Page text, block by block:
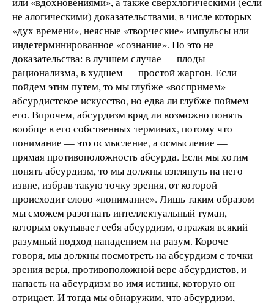
не алогическими) доказательствами, в числе которых
«дух времени», неясные «творческие» импульсы или
индетерминированное «сознание». Но это не
доказательства: в лучшем случае — плоды
рационализма, в худшем — простой жаргон. Если
пойдем этим путем, то мы глубже «воспримем»
абсурдистское искусство, но едва ли глубже поймем
его. Впрочем, абсурдизм вряд ли возможно понять
вообще в его собственных терминах, потому что
понимание — это осмысление, а осмысление —
прямая противоположность абсурда. Если мы хотим
понять абсурдизм, то мы должны взглянуть на него
извне, избрав такую точку зрения, от которой
происходит слово «понимание». Лишь таким образом
мы сможем разогнать интеллектуальный туман,
которым окутывает себя абсурдизм, отражая всякий
разумный подход нападением на разум. Короче
говоря, мы должны посмотреть на абсурдизм с точки
зрения веры, противоположной вере абсурдистов, и
напасть на абсурдизм во имя истины, которую он
отрицает. И тогда мы обнаружим, что абсурдизм,